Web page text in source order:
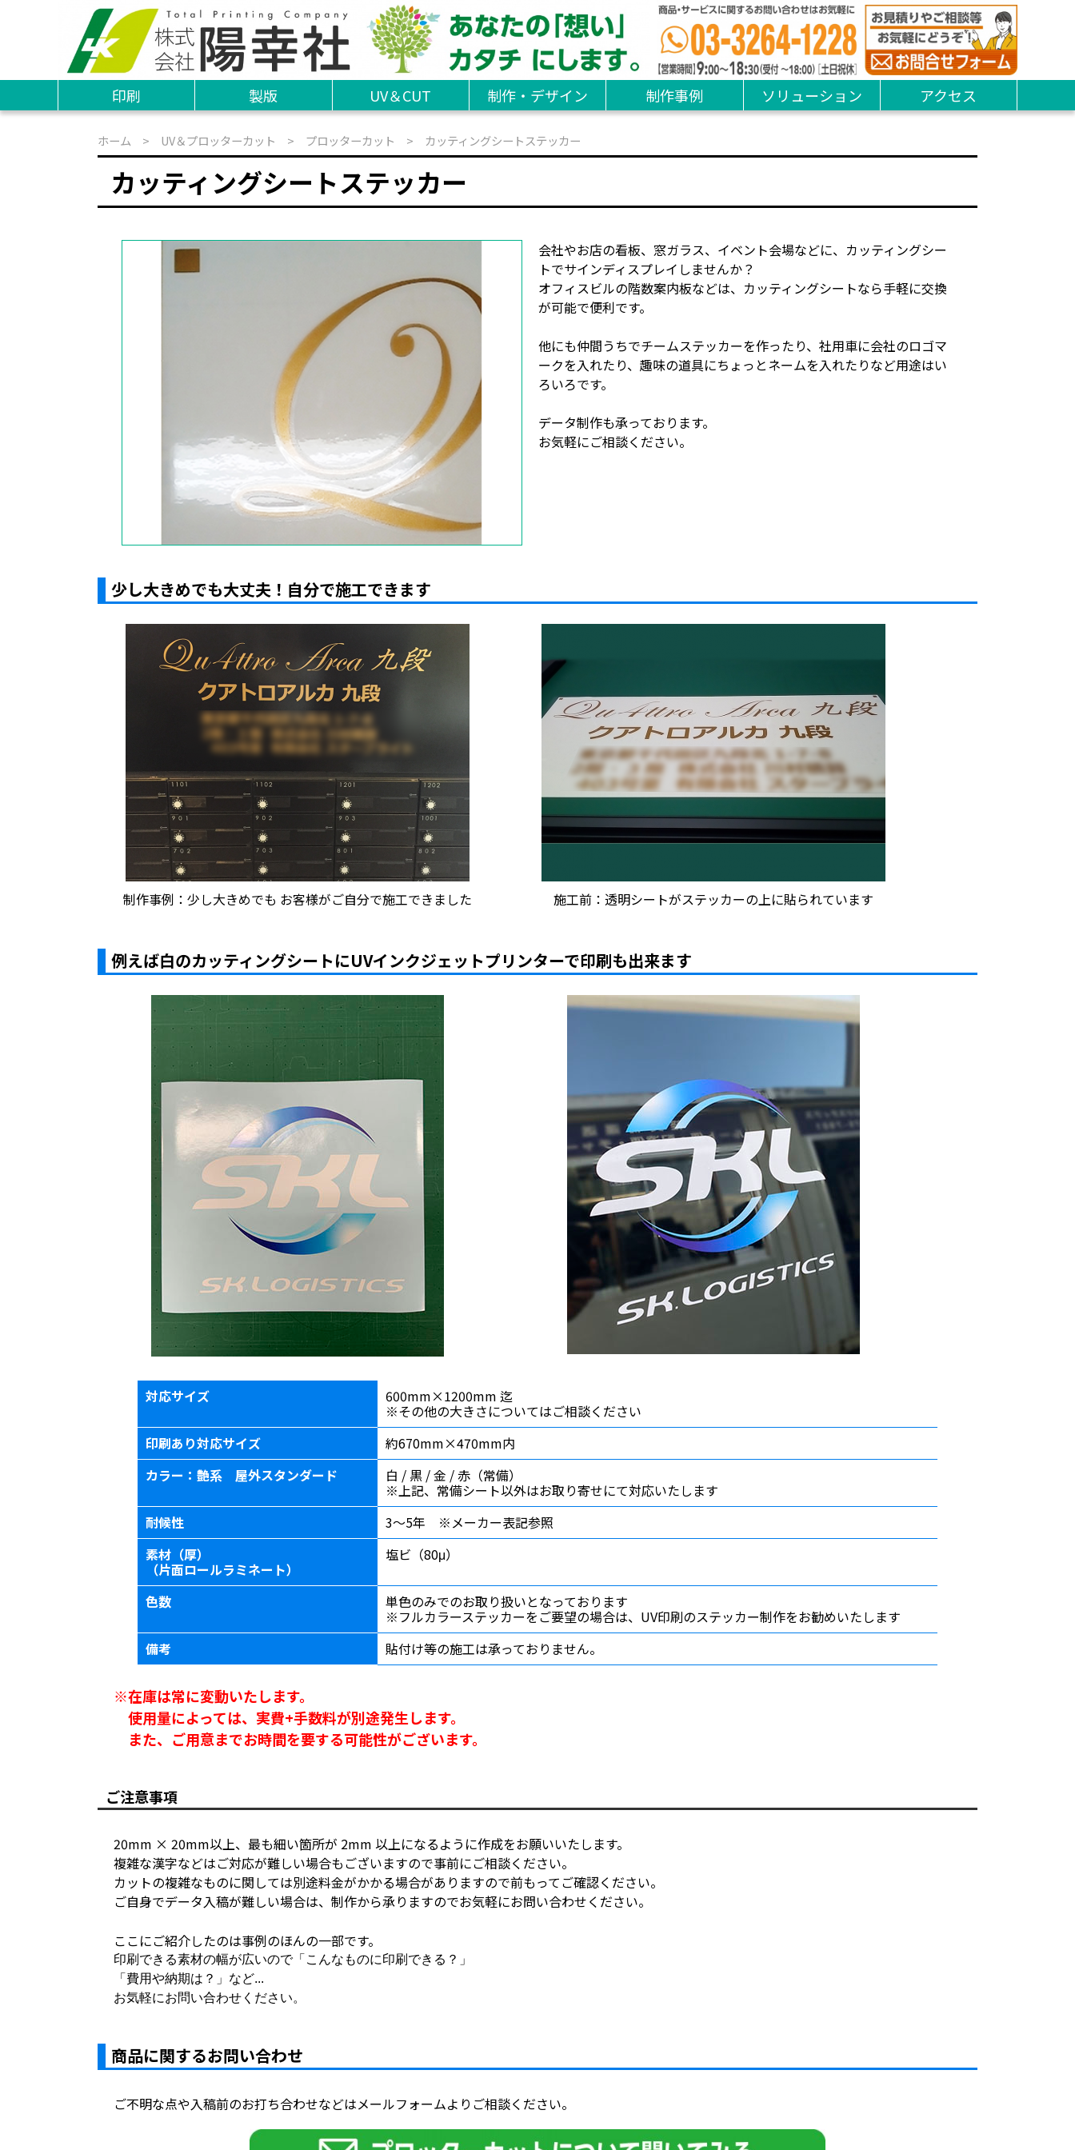
印刷 製版 UV＆CUT 制作・デザイン 制作事例 ソリューション アクセス
ホーム > UV＆プロッターカット > プロッターカット > カッティングシートステッカー
カッティングシートステッカー
会社やお店の看板、窓ガラス、イベント会場などに、カッティングシー
トでサインディスプレイしませんか？
オフィスビルの階数案内板などは、カッティングシートなら手軽に交換
が可能で便利です。
他にも仲間うちでチームステッカーを作ったり、社用車に会社のロゴマ
ークを入れたり、趣味の道具にちょっとネームを入れたりなど用途はい
ろいろです。
データ制作も承っております。
お気軽にご相談ください。
少し大きめでも大丈夫！自分で施工できます
制作事例：少し大きめでも お客様がご自分で施工できました 施工前：透明シートがステッカーの上に貼られています
例えば白のカッティングシートにUVインクジェットプリンターで印刷も出来ます
対応サイズ 600mm×1200mm 迄
※その他の大きさについてはご相談ください
印刷あり対応サイズ
約670mm×470mm内
カラー：艶系 屋外スタンダード
白 / 黒 / 金 / 赤（常備）
※上記、常備シート以外はお取り寄せにて対応いたします
耐候性
3〜5年 ※メーカー表記参照
素材（厚）
（片面ロールラミネート）
塩ビ（80μ）
色数 単色のみでのお取り扱いとなっております
※フルカラーステッカーをご要望の場合は、UV印刷のステッカー制作をお勧めいたします
備考
貼付け等の施工は承っておりません。
※在庫は常に変動いたします。
使用量によっては、実費+手数料が別途発生します。
また、ご用意までお時間を要する可能性がございます。
ご注意事項
20mm × 20mm以上、最も細い箇所が 2mm 以上になるように作成をお願いいたします。
複雑な漢字などはご対応が難しい場合もございますので事前にご相談ください。
カットの複雑なものに関しては別途料金がかかる場合がありますので前もってご確認ください。
ご自身でデータ入稿が難しい場合は、制作から承りますのでお気軽にお問い合わせください。
ここにご紹介したのは事例のほんの一部です。
印刷できる素材の幅が広いので「こんなものに印刷できる？」
「費用や納期は？」など...
お気軽にお問い合わせください。
商品に関するお問い合わせ
ご不明な点や入稿前のお打ち合わせなどはメールフォームよりご相談ください。